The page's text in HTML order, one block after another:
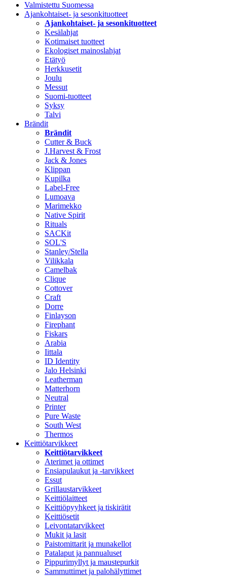
Valmistettu Suomessa
Ajankohtaiset- ja sesonkituotteet
Ajankohtaiset- ja sesonkituotteet
Kesälahjat
Kotimaiset tuotteet
Ekologiset mainoslahjat
Etätyö
Herkkusetit
Joulu
Messut
Suomi-tuotteet
Syksy
Talvi
Brändit
Brändit
Cutter & Buck
J.Harvest & Frost
Jack & Jones
Klippan
Kupilka
Label-Free
Lumoava
Marimekko
Native Spirit
Rituals
SACKit
SOL'S
Stanley/Stella
Vilikkala
Camelbak
Clique
Cottover
Craft
Dorre
Finlayson
Firephant
Fiskars
Arabia
Iittala
ID Identity
Jalo Helsinki
Leatherman
Matterhorn
Neutral
Printer
Pure Waste
South West
Thermos
Keittiötarvikkeet
Keittiötarvikkeet
Aterimet ja ottimet
Ensiapulaukut ja -tarvikkeet
Essut
Grillaustarvikkeet
Keittiölaitteet
Keittiöpyyhkeet ja tiskirätit
Keittiösetit
Leivontatarvikkeet
Mukit ja lasit
Paistomittarit ja munakellot
Patalaput ja pannualuset
Pippurimyllyt ja maustepurkit
Sammuttimet ja palohälyttimet